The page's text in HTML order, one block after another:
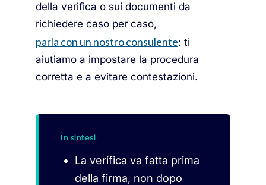
della verifica o sui documenti da
richiedere caso per caso,
parla con un nostro consulente: ti
aiutiamo a impostare la procedura
corretta e a evitare contestazioni.
In sintesi
La verifica va fatta prima
della firma, non dopo